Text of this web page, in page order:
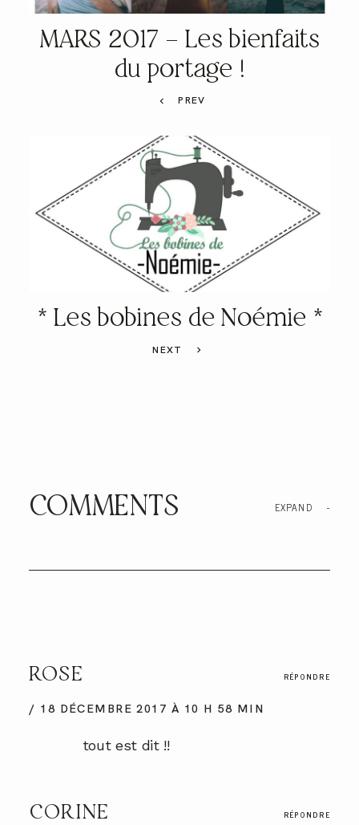
MARS 2017 – Les bienfaits
du portage !
PREV
* Les bobines de Noémie *
NEXT
COMMENTS EXPAND -
ROSE
18 DÉCEMBRE 2017 À 10 H 58 MIN
tout est dit !!
RÉPONDRE
CORINE RÉPONDRE